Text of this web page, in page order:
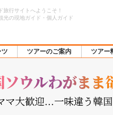
行サイトへようこそ！
光の現地ガイド・個人ガイド
ツ ツアーのご案内 ツアー